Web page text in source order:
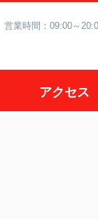
営業時間：09:00～
アクセス